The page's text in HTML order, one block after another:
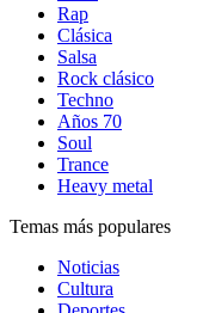
Rap
Clásica
Salsa
Rock clásico
Techno
Años 70
Soul
Trance
Heavy metal
Temas más populares
Noticias
Cultura